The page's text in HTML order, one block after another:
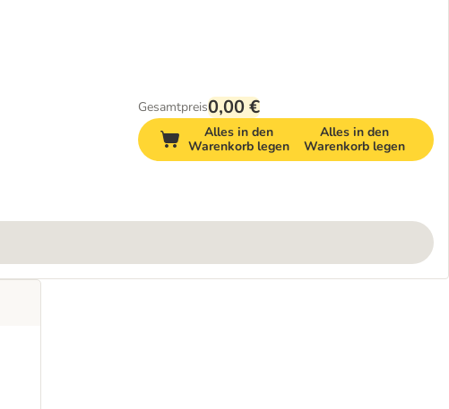
Gesamtpreis0,00 €
Alles in den
Warenkorb legen
Alles in den
Warenkorb legen